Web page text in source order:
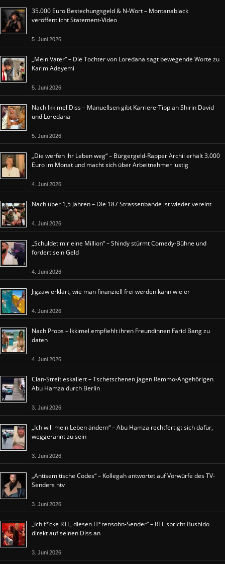
35.000 Euro Bestechungsgeld & N-Wort – Montanablack
veröffentlicht Statement-Video
5. Juni 2026
„Mein Vater“ – Die Tochter von Loredana sagt bewegende Worte zu
Karim Adeyemi
5. Juni 2026
Nach Ikkimel Diss – Manuellsen gibt Karriere-Tipp an Shirin David
und Loredana
5. Juni 2026
„Die werfen ihr Leben weg“ – Bürgergeld-Rapper Archii erhält 3.000
Euro im Monat und macht sich über Arbeitnehmer lustig
4. Juni 2026
Nach über 1,5 Jahren – Die 187 Strassenbande ist wieder vereint
4. Juni 2026
„Schuldet mir eine Million“ – Shindy stürmt Comedy-Bühne und
fordert sein Geld
4. Juni 2026
Jigzaw erklärt, wie man finanziell frei werden kann wie er
4. Juni 2026
Nach Props – Ikkimel empfiehlt ihren Freundinnen Farid Bang zu
daten
4. Juni 2026
Clan-Streit eskaliert – Tschetschenen jagen Remmo-Angehörigen
Abu Hamza durch Berlin
3. Juni 2026
„Ich will mein Leben ändern“ – Abu Hamza rechtfertigt sich dafür,
weggerannt zu sein
3. Juni 2026
„Antisemitische Codes“ – Kollegah antwortet auf Vorwürfe des TV-
Senders ntv
3. Juni 2026
„Ich f*cke RTL, diesen H*rensohn-Sender“ – RTL spricht Bushido
direkt auf seinen Diss an
3. Juni 2026